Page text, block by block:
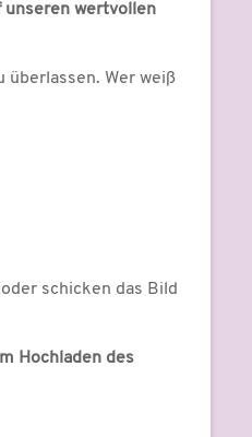
unseren wertvollen
überlassen. Wer weiß
schicken das Bild
Hochladen des